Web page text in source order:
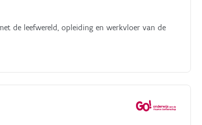
de leefwereld, opleiding en werkvloer van de